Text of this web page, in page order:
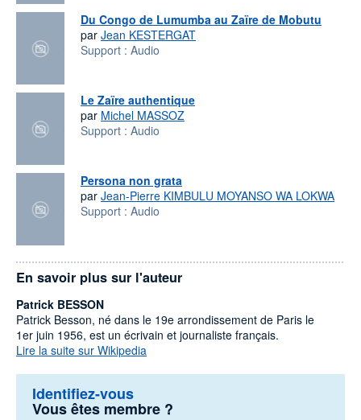
Du Congo de Lumumba au Zaïre de Mobutu
par Jean KESTERGAT
Support : Audio
Le Zaïre authentique
par Michel MASSOZ
Support : Audio
Persona non grata
par Jean-Pierre KIMBULU MOYANSO WA LOKWA
Support : Audio
En savoir plus sur l'auteur
Patrick BESSON
Patrick Besson, né dans le 19e arrondissement de Paris le
1er juin 1956, est un écrivain et journaliste français.
Lire la suite sur Wikipedia
Identifiez-vous
Vous êtes membre ?